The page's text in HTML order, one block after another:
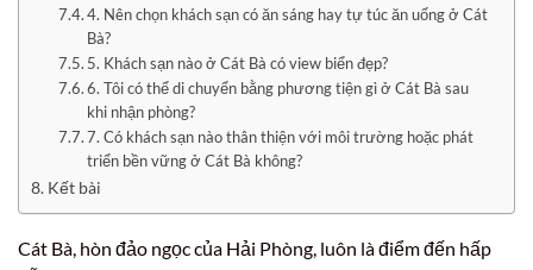
4. Nên chọn khách sạn có ăn sáng hay tự túc ăn uống ở Cát
Bà?
5. Khách sạn nào ở Cát Bà có view biển đẹp?
6. Tôi có thể di chuyển bằng phương tiện gì ở Cát Bà sau
khi nhận phòng?
7. Có khách sạn nào thân thiện với môi trường hoặc phát
triển bền vững ở Cát Bà không?
Kết bài
Cát Bà, hòn đảo ngọc của Hải Phòng, luôn là điểm đến hấp